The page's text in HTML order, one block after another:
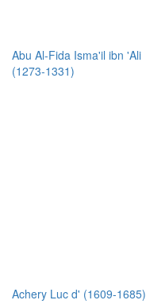
Abu Al-Fida Isma'il ibn 'Ali
(1273-1331)
Achery Luc d' (1609-1685)